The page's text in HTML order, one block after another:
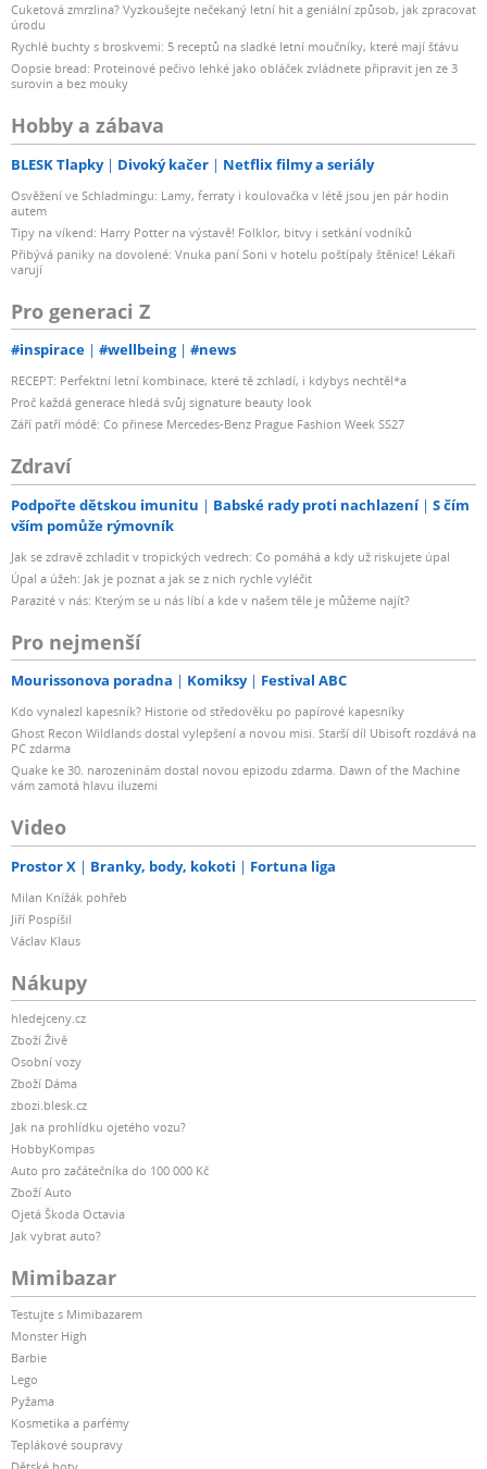
Cuketová zmrzlina? Vyzkoušejte nečekaný letní hit a geniální způsob, jak zpracovat
úrodu
Rychlé buchty s broskvemi: 5 receptů na sladké letní moučníky, které mají šťávu
Oopsie bread: Proteinové pečivo lehké jako obláček zvládnete připravit jen ze 3
surovin a bez mouky
Hobby a zábava
BLESK Tlapky Divoký kačer Netflix filmy a seriály
Osvěžení ve Schladmingu: Lamy, ferraty i koulovačka v létě jsou jen pár hodin
autem
Tipy na víkend: Harry Potter na výstavě! Folklor, bitvy i setkání vodníků
Přibývá paniky na dovolené: Vnuka paní Soni v hotelu poštípaly štěnice! Lékaři
varují
Pro generaci Z
#inspirace #wellbeing #news
RECEPT: Perfektní letní kombinace, které tě zchladí, i kdybys nechtěl*a
Proč každá generace hledá svůj signature beauty look
Září patří módě: Co přinese Mercedes-Benz Prague Fashion Week SS27
Zdraví
Podpořte dětskou imunitu Babské rady proti nachlazení
S čím
vším pomůže rýmovník
Jak se zdravě zchladit v tropických vedrech: Co pomáhá a kdy už riskujete úpal
Úpal a úžeh: Jak je poznat a jak se z nich rychle vyléčit
Parazité v nás: Kterým se u nás líbí a kde v našem těle je můžeme najít?
Pro nejmenší
Mourissonova poradna Komiksy Festival ABC
Kdo vynalezl kapesník? Historie od středověku po papírové kapesníky
Ghost Recon Wildlands dostal vylepšení a novou misi. Starší díl Ubisoft rozdává na
PC zdarma
Quake ke 30. narozeninám dostal novou epizodu zdarma. Dawn of the Machine
vám zamotá hlavu iluzemi
Video
Prostor X Branky, body, kokoti Fortuna liga
Milan Knížák pohřeb
Jiří Pospíšil
Václav Klaus
Nákupy
hledejceny.cz
Zboží Živě
Osobní vozy
Zboží Dáma
zbozi.blesk.cz
Jak na prohlídku ojetého vozu?
HobbyKompas
Auto pro začátečníka do 100 000 Kč
Zboží Auto
Ojetá Škoda Octavia
Jak vybrat auto?
Mimibazar
Testujte s Mimibazarem
Monster High
Barbie
Lego
Pyžama
Kosmetika a parfémy
Teplákové soupravy